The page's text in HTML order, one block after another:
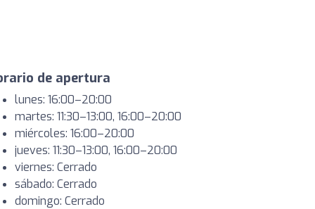
de apertura
lunes: 16:00–20:00
martes: 11:30–13:00, 16:00–20:00
miércoles: 16:00–20:00
jueves: 11:30–13:00, 16:00–20:00
viernes: Cerrado
sábado: Cerrado
domingo: Cerrado